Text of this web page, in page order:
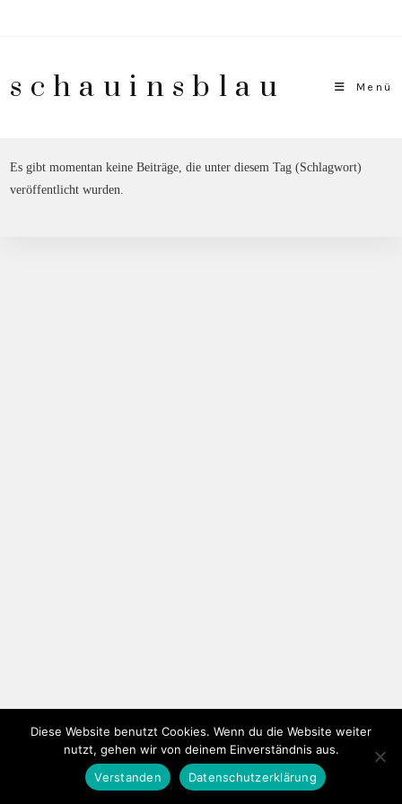
schauinsblau Menü
Es gibt momentan keine Beiträge, die unter diesem Tag (Schlagwort)
veröffentlicht wurden.
Diese Website benutzt Cookies. Wenn du die Website weiter
nutzt, gehen wir von deinem Einverständnis aus.
Verstanden
Datenschutzerklärung